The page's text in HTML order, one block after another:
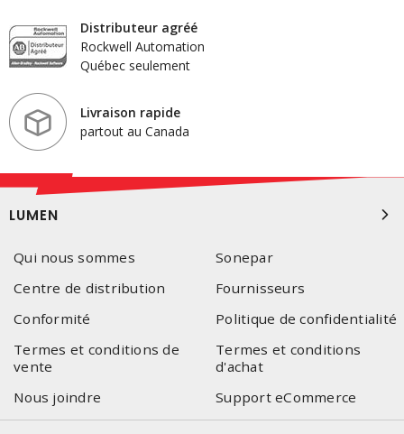
Distributeur agréé
Rockwell Automation
Québec seulement
Livraison rapide
partout au Canada
LUMEN
Qui nous sommes
Sonepar
Centre de distribution
Fournisseurs
Conformité
Politique de confidentialité
Termes et conditions de
vente
Termes et conditions
d'achat
Nous joindre
Support eCommerce